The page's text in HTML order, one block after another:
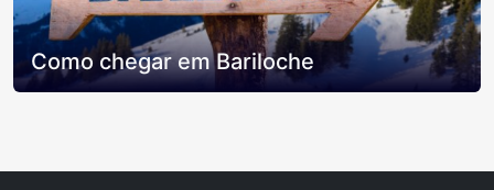
Como chegar em Bariloche